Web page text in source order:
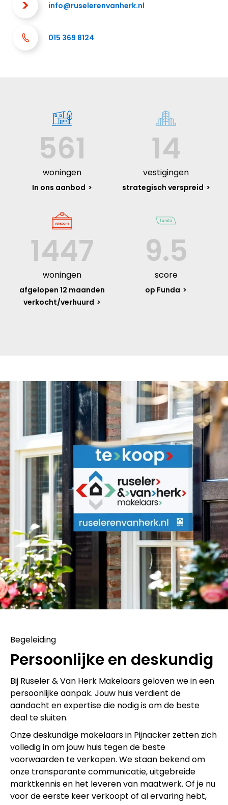
info@ruselerenvanherk.nl
015 369 8124
561
woningen
In ons aanbod
14
vestigingen
strategisch verspreid
1447
woningen
afgelopen 12 maanden
verkocht/verhuurd
9.5
score
op Funda
Begeleiding
Persoonlijke en deskundig
Bij Ruseler & Van Herk Makelaars geloven we in een
persoonlijke aanpak. Jouw huis verdient de
aandacht en expertise die nodig is om de beste
deal te sluiten.
Onze deskundige makelaars in Pijnacker zetten zich
volledig in om jouw huis tegen de beste
voorwaarden te verkopen. We staan bekend om
onze transparante communicatie, uitgebreide
marktkennis en het leveren van maatwerk. Of je nu
voor de eerste keer verkoopt of al ervaring hebt,